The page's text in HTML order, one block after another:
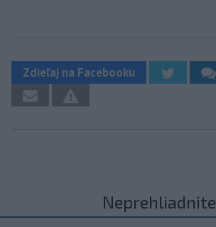
Zdieľaj na Facebooku
Neprehliadnite